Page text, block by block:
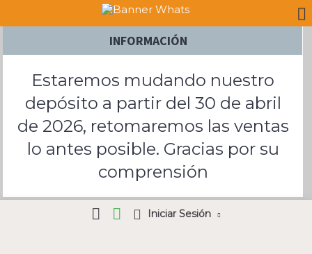
INFORMACIÓN
Estaremos mudando nuestro
depósito a partir del 30 de abril
de 2026, retomaremos las ventas
lo antes posible. Gracias por su
comprensión
Iniciar Sesión